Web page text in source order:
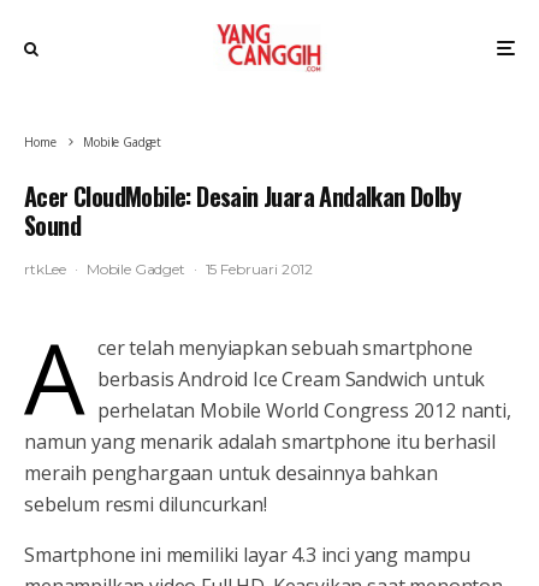
Home Mobile Gadget
Acer CloudMobile: Desain Juara Andalkan Dolby
Sound
rtkLee · Mobile Gadget · 15 Februari 2012
A cer telah menyiapkan sebuah smartphone
berbasis Android Ice Cream Sandwich untuk
perhelatan Mobile World Congress 2012 nanti,
namun yang menarik adalah smartphone itu berhasil
meraih penghargaan untuk desainnya bahkan
sebelum resmi diluncurkan!
Smartphone ini memiliki layar 4.3 inci yang mampu